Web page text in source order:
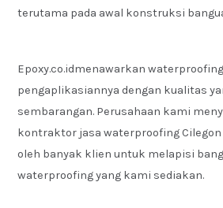
terutama pada awal konstruksi
Epoxy.co.idmenawarkan
pengaplikasiannya dengan kualitas
sembarangan. Perusahaan kami
kontraktor jasa waterproofing Cilegon
oleh banyak klien untuk melapisi
waterproofing yang kami sediakan.